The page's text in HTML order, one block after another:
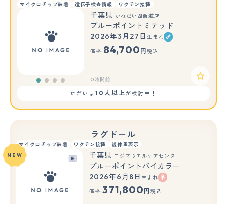
マイクロチップ装着 遺伝子検査情報 ワクチン接種
千葉県 かねだい四街道店
ブルーポイントミテッド
2026年3月27日 生まれ
価格: 84,700 円 税込
0時間前
ただいま 10人以上が検討中！
ラグドール
マイクロチップ装着 ワクチン接種 親体重表示
もっと見る
NEW 千葉県 コジマウエルケアセンター
ブルーポイントバイカラー
2026年6月8日 生まれ
価格:371,800 円 税込